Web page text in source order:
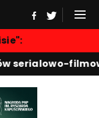
serialowo-